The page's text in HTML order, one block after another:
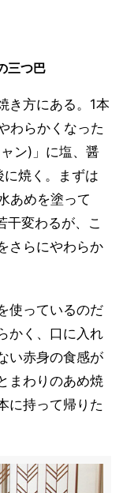
三つ巴
き方にある。1本
わらかくなった
ン)」に塩、醤
焼く。まずは
あめを塗って
干変わるが、こ
さらにやわらか
使っているのだ
かく、口に入れ
い赤身の食感が
まわりのあめ焼
に持って帰りた